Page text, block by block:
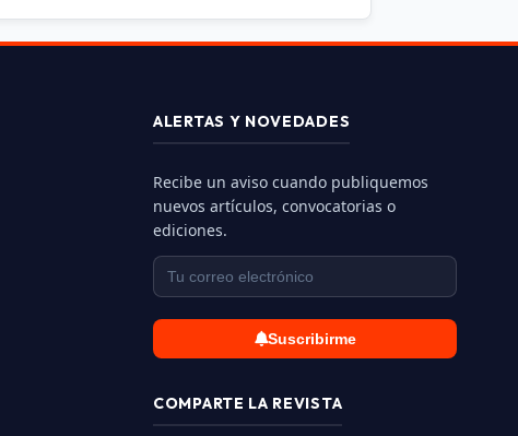
ALERTAS Y NOVEDADES
Recibe un aviso cuando publiquemos
nuevos artículos, convocatorias o
ediciones.
Suscribirme
COMPARTE LA REVISTA